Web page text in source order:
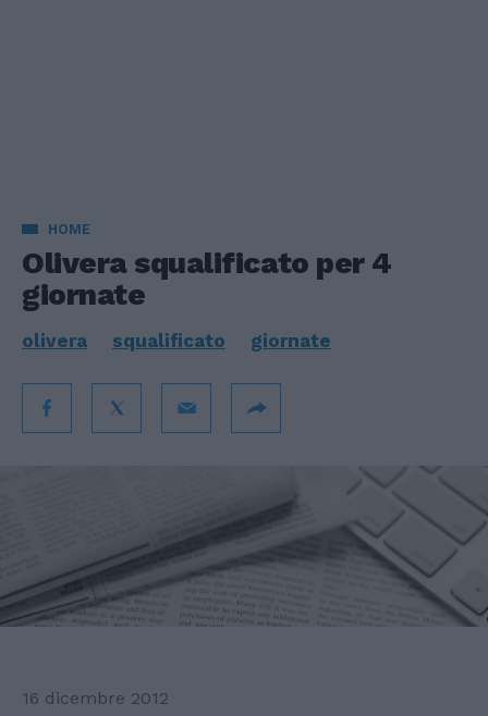
HOME
Olivera squalificato per 4
giornate
olivera squalificato giornate
16 dicembre 2012